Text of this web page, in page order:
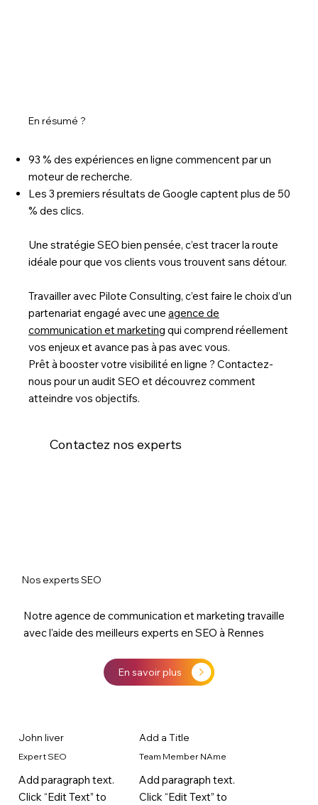
En résumé ?
93 % des expériences en ligne commencent par un
moteur de recherche.
Les 3 premiers résultats de Google captent plus de 50
% des clics.
Une stratégie SEO bien pensée, c’est tracer la route
idéale pour que vos clients vous trouvent sans détour.
Travailler avec Pilote Consulting, c’est faire le choix d’un
partenariat engagé avec uneagence de
communication et marketing qui comprend réellement
vos enjeux et avance pas à pas avec vous.
Prêt à booster votre visibilité en ligne ? Contactez-
nous pour un audit SEO et découvrez comment
atteindre vos objectifs.
Contactez nos experts
Nos experts SEO
Notre agence de communication et marketing travaille
avec l'aide des meilleurs experts en SEO à Rennes
En savoir plus
John liver
Expert SEO
Add paragraph text.
Click “Edit Text” to
Add a Title
Team Member NAme
Add paragraph text.
Click “Edit Text” to